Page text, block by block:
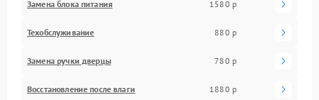
Замена блока питания 1580 р
Техобслуживание 880 р
Замена ручки дверцы 780 р
Восстановление после влаги 1880 р